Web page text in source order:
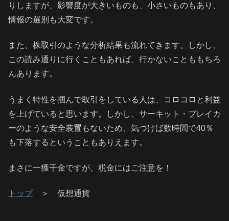
りしますが、影響度が大きいものも、小さいものもあり、
情報の選別も大変です。
また、株取引のような分析結果も流れてきます。しかし、
この読み通りに行くこともあれば、行かないことももちろ
んあります。
うまく特性を掴んで取引をしている人は、コロコロと利益
を上げていると思います。しかし、サーキット・ブレイカ
ーのような安全装置もないため、気づけば数時間で40％
も下落するということもありえます。
まさに一獲千金ですが、税金にはご注意を！
トップ＞ 仮想通貨